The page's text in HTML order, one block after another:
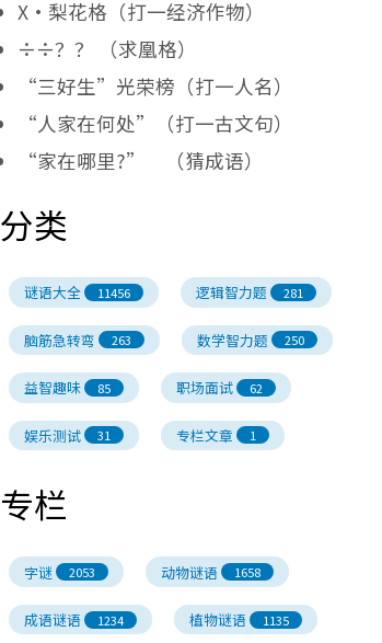
X·梨花格（打一经济作物）
÷÷？？ （求凰格）
“三好生”光荣榜（打一人名）
“人家在何处”（打一古文句）
“家在哪里?” （猜成语）
分类
谜语大全 11456 逻辑智力题 281
脑筋急转弯 263 数学智力题 250
益智趣味 85 职场面试 62
娱乐测试 31 专栏文章 1
专栏
字谜 2053 动物谜语 1658
成语谜语 1234 植物谜语 1135